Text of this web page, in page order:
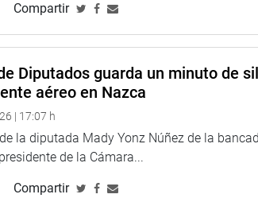
Compartir
Diputados guarda un minuto de
aéreo en Nazca
| 17:07 h
la diputada Mady Yonz Núñez de la
de la Cámara...
Compartir